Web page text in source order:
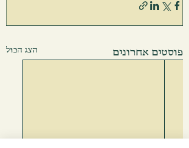
פוסטים אחרונים הצג הכול